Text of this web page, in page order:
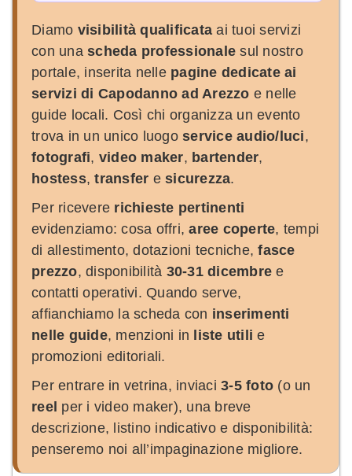
Diamo visibilità qualificata ai tuoi servizi
con una scheda professionale sul nostro
portale, inserita nelle pagine dedicate ai
servizi di Capodanno ad Arezzo e nelle
guide locali. Così chi organizza un evento
trova in un unico luogo service audio/luci,
fotografi, video maker, bartender,
hostess,transfer e sicurezza.
Per ricevere richieste pertinenti
evidenziamo: cosa offri,aree coperte, tempi
di allestimento, dotazioni tecniche,fasce
prezzo, disponibilità 30-31 dicembre e
contatti operativi. Quando serve,
affianchiamo la scheda con inserimenti
nelle guide, menzioni in liste utili e
promozioni editoriali.
Per entrare in vetrina, inviaci 3-5 foto (o un
reel per i video maker), una breve
descrizione, listino indicativo e disponibilità:
penseremo noi all’impaginazione migliore.